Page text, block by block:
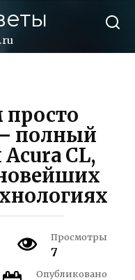
полный
CL,
Просмотры
7
Опубликовано